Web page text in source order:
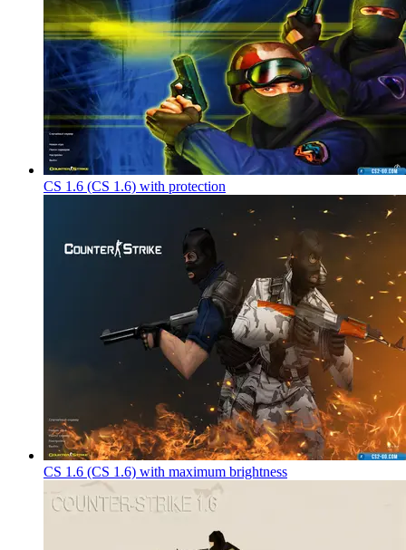
CS 1.6 (CS 1.6) with protection
CS 1.6 (CS 1.6) with maximum brightness